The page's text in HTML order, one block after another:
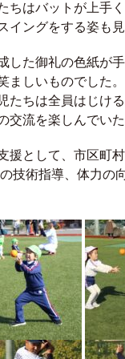
ちはバットが上手
ングをする姿も見
た御礼の色紙が
しいものでした。
たちは全員はじけ
流を楽しんでいた
として、市区町
技術指導、体力の